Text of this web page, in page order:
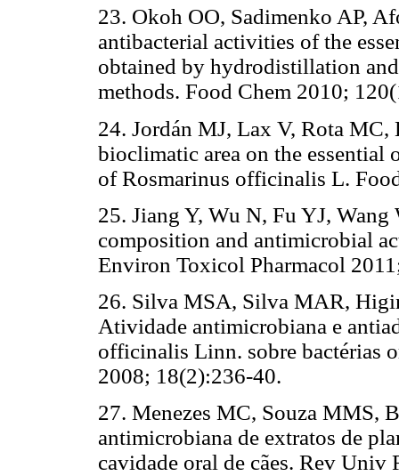
23. Okoh OO, Sadimenko AP,
antibacterial activities of the
obtained by hydrodistillation
methods. Food Chem 2010;
24. Jordán MJ, Lax V, Rota
bioclimatic area on the
of Rosmarinus officinalis L.
25. Jiang Y, Wu N, Fu YJ,
composition and antimicrobial
Environ Toxicol Pharmacol
26. Silva MSA, Silva MAR,
Atividade antimicrobiana e
officinalis Linn. sobre bactérias
2008; 18(2):236-40.
27. Menezes MC, Souza MMS,
antimicrobiana de extratos de
cavidade oral de cães. Rev